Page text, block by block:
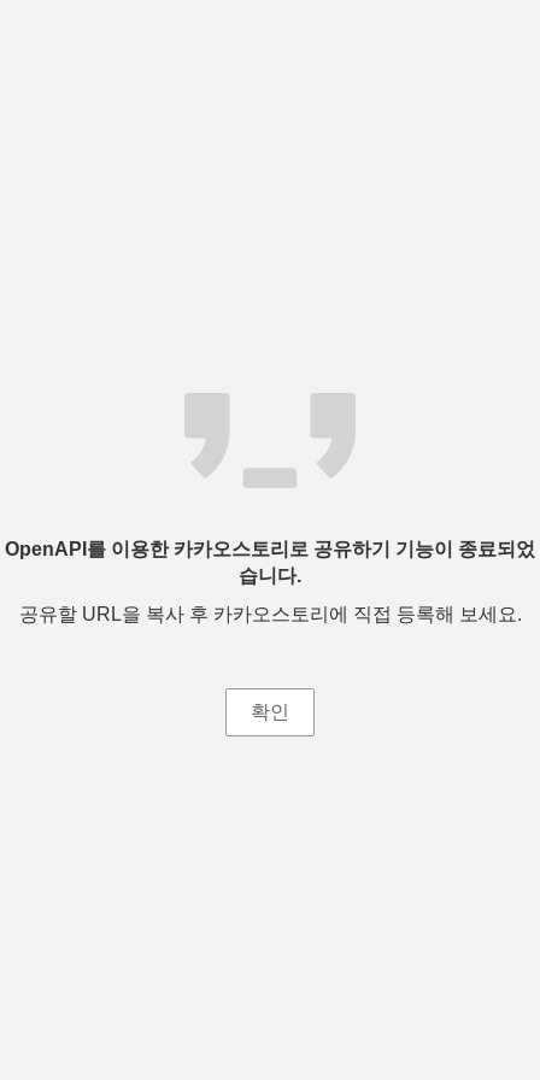
OpenAPI를 이용한 카카오스토리로 공유하기 기능이 종료되었
습니다.
공유할 URL을 복사 후 카카오스토리에 직접 등록해 보세요.
확인